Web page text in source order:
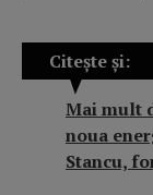
Citește și:
Mai mult
noua
Stancu,